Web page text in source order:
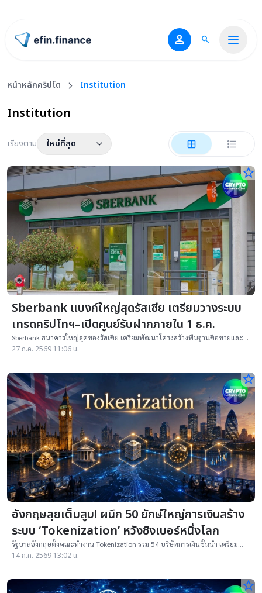
ไปหน้าแรก person search
หน้าหลักคริปโต Institution
Institution
เรียงตาม ใหม่ที่สุด
star_border
Sberbank แบงก์ใหญ่สุดรัสเซีย เตรียมวางระบบ
เทรดคริปโทฯ–เปิดศูนย์รับฝากภายใน 1 ธ.ค.
Sberbank ธนาคารใหญ่สุดของรัสเซีย เตรียมพัฒนาโครงสร้างพื้นฐานซื้อขายและ
รับฝากคริปโทฯ ภายใน 1 ธันวาคม หลังรัสเซียออกกฎใหม่คุมการเทรดผ่านตัวกลาง
27 ก.ค. 2569 11:06 น.
star_border
อังกฤษลุยเต็มสูบ! ผนึก 50 ยักษ์ใหญ่การเงินสร้าง
ระบบ ‘Tokenization’ หวังชิงเบอร์หนึ่งโลก
รัฐบาลอังกฤษตั้งคณะทำงาน Tokenization รวม 54 บริษัทการเงินชั้นนำ เตรียม
ทดลองใช้งานจริงในตลาดการเงิน เริ่มจากธุรกรรม Repo ในรูปแบบโทเคน
14 ก.ค. 2569 13:02 น.
star_border